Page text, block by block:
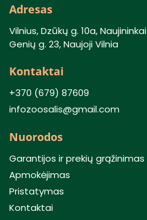
Adresas
Vilnius, Dzūkų g. 10a, Naujininkai
Genių g. 23, Naujoji Vilnia
Kontaktai
+370 (679) 87609
infozoosalis@gmail.com
Nuorodos
Garantijos ir prekių grąžinimas
Apmokėjimas
Pristatymas
Kontaktai